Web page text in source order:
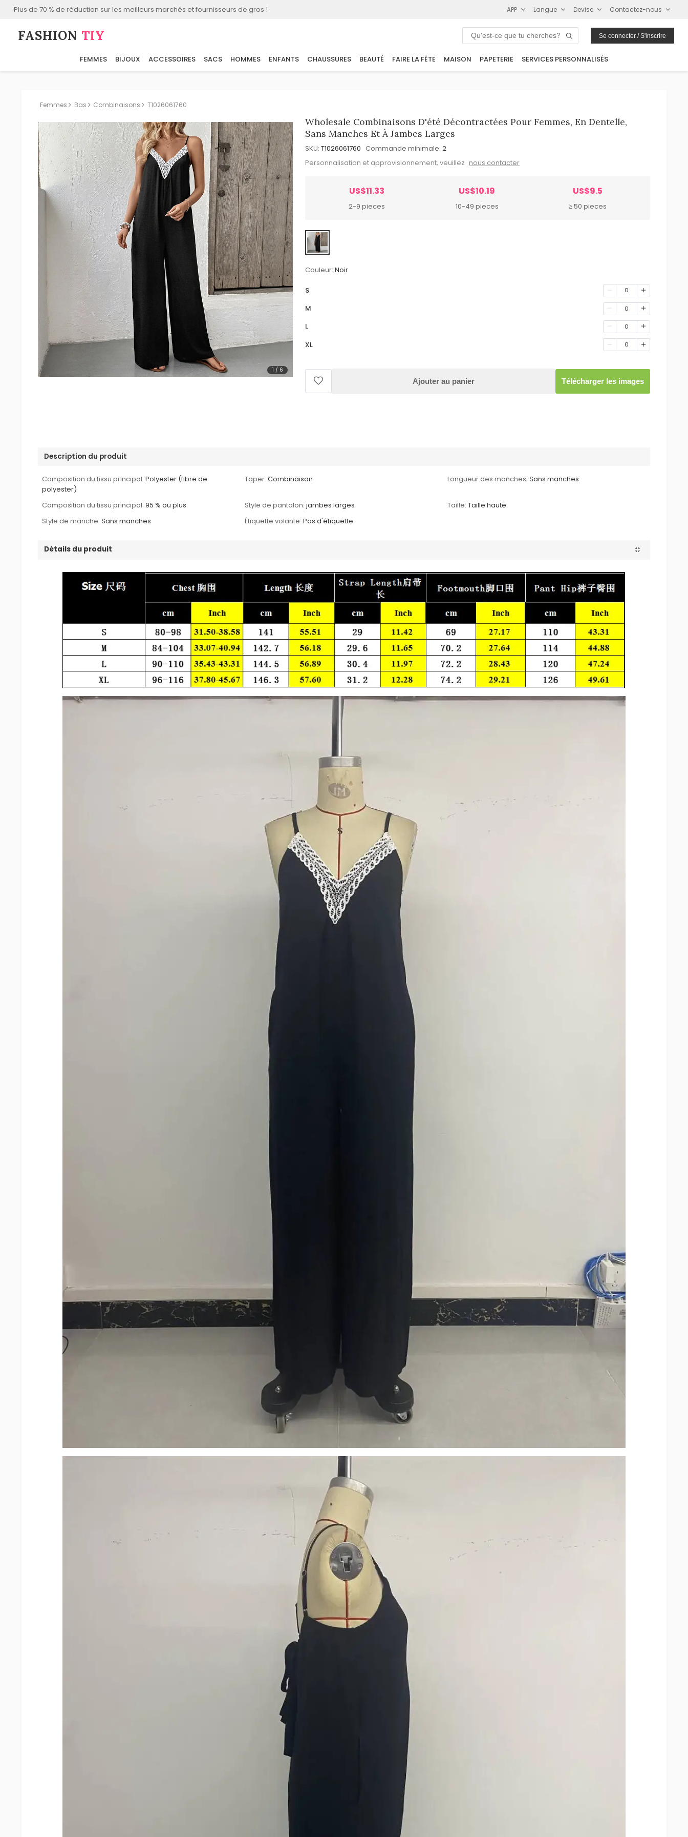
Plus de 70 % de réduction sur les meilleurs marchés et fournisseurs de gros ! APP Langue Devise Contactez-nous
FASHION⁠ TIY Se connecter / S'inscrire
FEMMES BIJOUX ACCESSOIRES SACS HOMMES ENFANTS CHAUSSURES BEAUTÉ FAIRE LA FÊTE MAISON PAPETERIE SERVICES PERSONNALISÉS
Femmes Bas Combinaisons T1026061760
1 / 6
Wholesale Combinaisons D'été Décontractées Pour Femmes, En Dentelle,
Sans Manches Et À Jambes Larges
SKU: T1026061760 Commande minimale: 2
Personnalisation et approvisionnement, veuillez nous contacter
US$11.33
2-9 pieces
US$10.19
10-49 pieces
US$9.5
≥ 50 pieces
Couleur: Noir
S 0
M 0
L 0
XL 0
Ajouter au panier Télécharger les images
Description du produit
Composition du tissu principal: Polyester (fibre de
polyester)
Taper: Combinaison Longueur des manches: Sans manches
Composition du tissu principal: 95 % ou plus Style de pantalon: jambes larges Taille: Taille haute
Style de manche: Sans manches Étiquette volante: Pas d'étiquette
Détails du produit